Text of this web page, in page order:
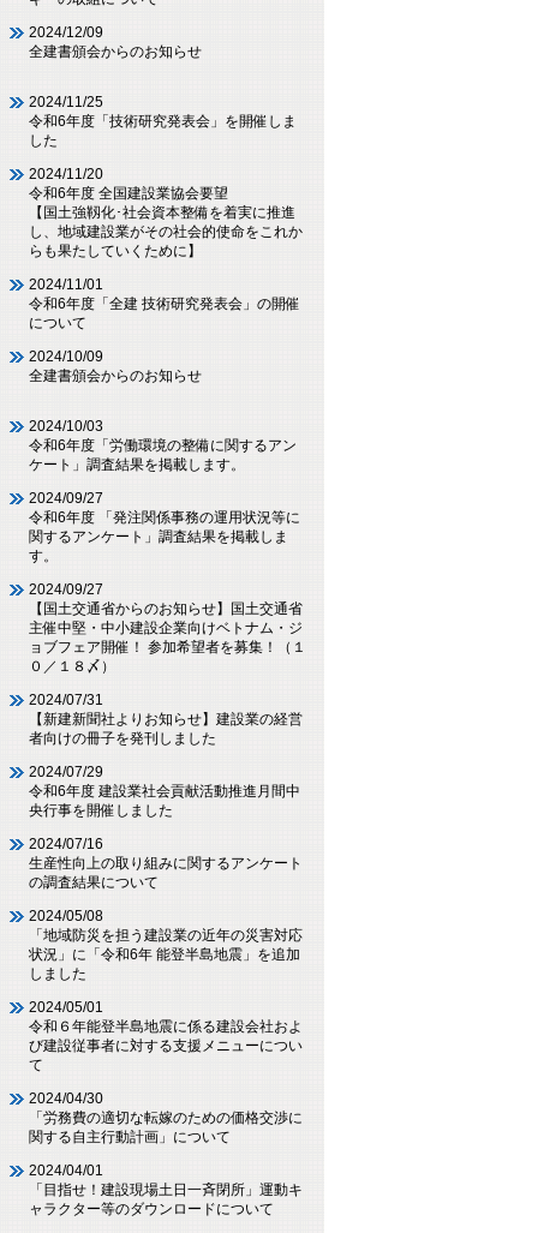
2024/12/09
全建書頒会からのお知らせ
2024/11/25
令和6年度「技術研究発表会」を開催しま
した
2024/11/20
令和6年度 全国建設業協会要望
【国土強靱化･社会資本整備を着実に推進
し、地域建設業がその社会的使命をこれか
らも果たしていくために】
2024/11/01
令和6年度「全建 技術研究発表会」の開催
について
2024/10/09
全建書頒会からのお知らせ
2024/10/03
令和6年度「労働環境の整備に関するアン
ケート」調査結果を掲載します。
2024/09/27
令和6年度 「発注関係事務の運用状況等に
関するアンケート」調査結果を掲載しま
す。
2024/09/27
【国土交通省からのお知らせ】国土交通省
主催中堅・中小建設企業向けベトナム・ジ
ョブフェア開催！ 参加希望者を募集！（１
０／１８〆）
2024/07/31
【新建新聞社よりお知らせ】建設業の経営
者向けの冊子を発刊しました
2024/07/29
令和6年度 建設業社会貢献活動推進月間中
央行事を開催しました
2024/07/16
生産性向上の取り組みに関するアンケート
の調査結果について
2024/05/08
「地域防災を担う建設業の近年の災害対応
状況」に「令和6年 能登半島地震」を追加
しました
2024/05/01
令和６年能登半島地震に係る建設会社およ
び建設従事者に対する支援メニューについ
て
2024/04/30
「労務費の適切な転嫁のための価格交渉に
関する自主行動計画」について
2024/04/01
「目指せ！建設現場土日一斉閉所」運動キ
ャラクター等のダウンロードについて